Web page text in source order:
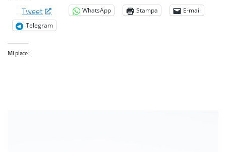
Tweet WhatsApp Stampa
E-mail
Telegram
Mi piace: